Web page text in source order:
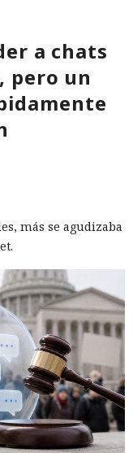
a chats
pero un
más se agudizaba